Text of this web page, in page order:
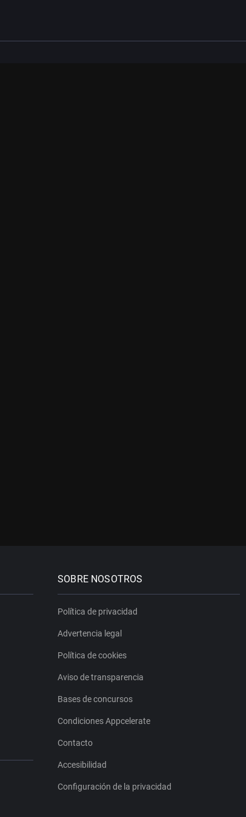
SOBRE NOSOTROS
Política de privacidad
Advertencia legal
Política de cookies
Aviso de transparencia
Bases de concursos
Condiciones Appcelerate
Contacto
Accesibilidad
Configuración de la privacidad